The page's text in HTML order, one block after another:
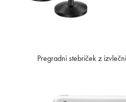
Pregradni stebriček z